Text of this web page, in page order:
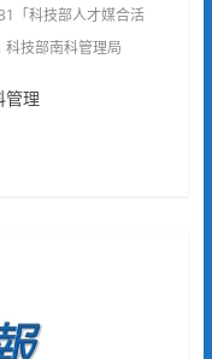
「科技部人才媒合活
科技部南科管理局
管理